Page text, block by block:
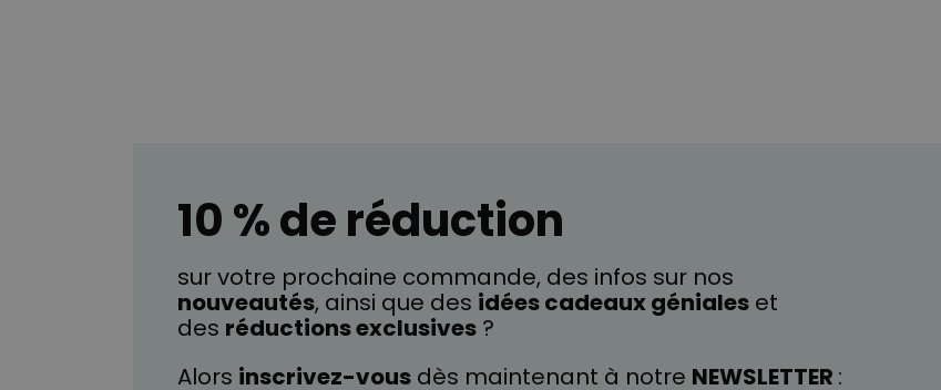
10 % de réduction
sur votre prochaine commande, des infos sur nos
nouveautés, ainsi que des idées cadeaux géniales et
des réductions exclusives ?
Alors inscrivez-vous dès maintenant à notre NEWSLETTER :